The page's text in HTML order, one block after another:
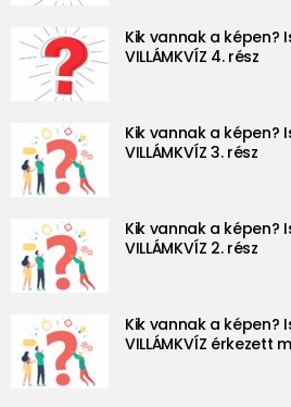
Kik vannak a képen?
VILLÁMKVÍZ 4. rész
Kik vannak a képen?
VILLÁMKVÍZ 3. rész
Kik vannak a képen?
VILLÁMKVÍZ 2. rész
Kik vannak a
VILLÁMKVÍZ érkezett